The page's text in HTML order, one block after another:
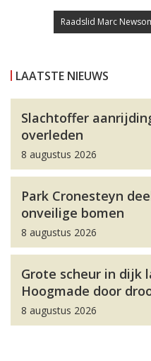
Raadslid Marc
LAATSTE NIEUWS
Slachtoffer
overleden
8 augustus 2026
Park Cronesteyn
onveilige bomen
8 augustus 2026
Grote scheur in dijk
Hoogmade door
8 augustus 2026